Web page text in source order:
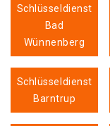
Schlüsseldienst
Bad
Wünnenberg
Schlüsseldienst
Barntrup